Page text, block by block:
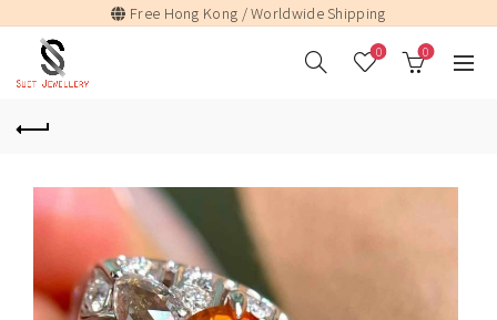
Free Hong Kong / Worldwide Shipping
0 0